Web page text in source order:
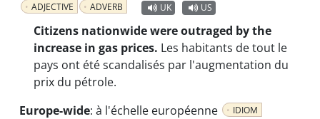
ADJECTIVE ADVERB UK US
Citizens nationwide were outraged by the
increase in gas prices. Les habitants de tout le
pays ont été scandalisés par l'augmentation du
prix du pétrole.
Europe-wide: à l'échelle européenne
IDIOM